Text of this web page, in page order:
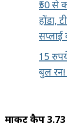
₹50 से
होंडा,
सप्लाई
15
बुल
मार्केट कैप